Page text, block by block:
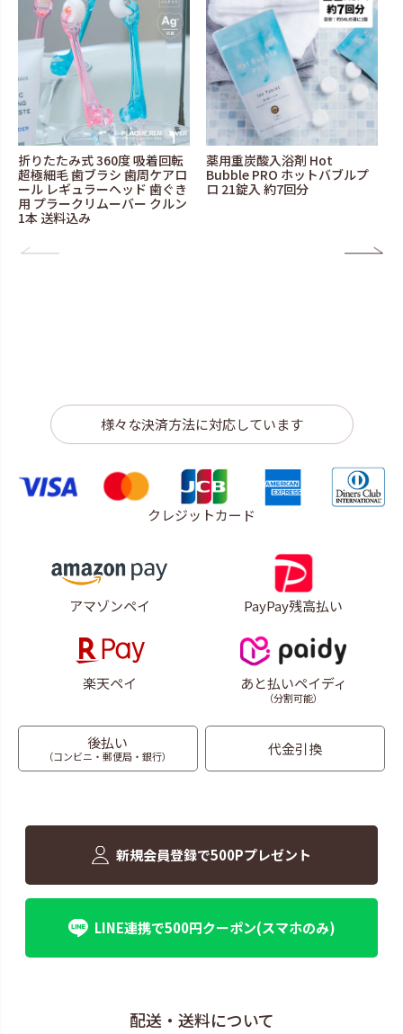
折りたたみ式 360度 吸着回転
超極細毛 歯ブラシ 歯周ケアロ
ール レギュラーヘッド 歯ぐき
用 プラークリムーバー クルン
1本 送料込み
薬用重炭酸入浴剤 Hot
Bubble PRO ホットバブルプ
ロ 21錠入 約7回分
様々な決済方法に対応しています
クレジットカード
アマゾンペイ PayPay残高払い
楽天ペイ あと払いペイディ
（分割可能）
後払い
（コンビニ・郵便局・銀行） 代金引換
新規会員登録で500Pプレゼント
LINE連携で500円クーポン(スマホのみ)
配送・送料について